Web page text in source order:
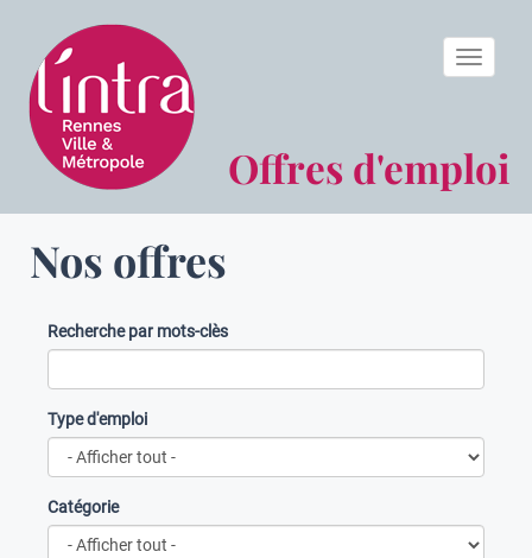
Offres d'emploi
Toggle
Nos offres
Recherche par mots-clès
Type d'emploi
Catégorie